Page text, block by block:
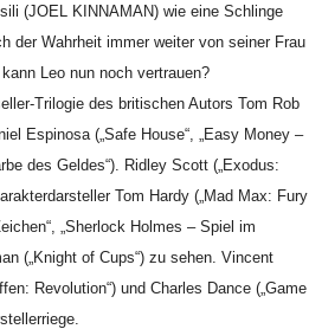
(JOEL KINNAMAN) wie eine Schlinge
der Wahrheit immer weiter von seiner Frau
Leo nun noch vertrauen?
Trilogie des britischen Autors Tom Rob
Espinosa („Safe House“, „Easy Money –
des Geldes“). Ridley Scott („Exodus:
Tom Hardy („Mad Max: Fury
„Sherlock Holmes – Spiel im
(„Knight of Cups“) zu sehen. Vincent
Revolution“) und Charles Dance („Game